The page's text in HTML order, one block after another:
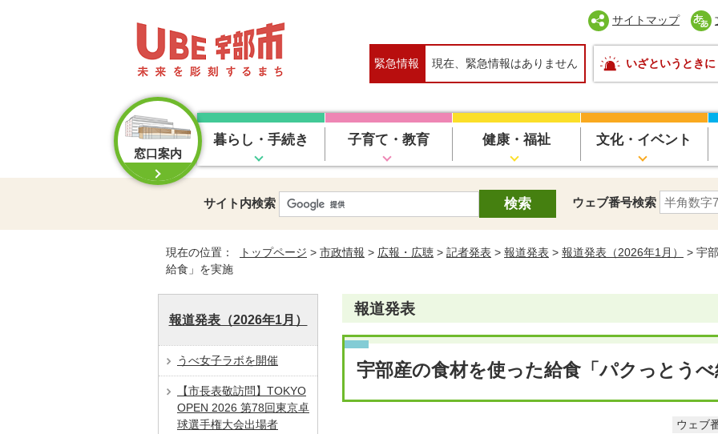
サイトマップ
緊急情報 現在、緊急情報はありません いざというときに
窓口案内
暮らし・手続き 子育て・教育 健康・福祉 文化・イベント
サイト内検索 ウェブ番号検索
現在の位置： トップページ > 市政情報 > 広報・広聴 > 記者発表 > 報道発表 > 報道発表（2026年1月）
> 宇
給食」を実施
報道発表
宇部産の食材を使った給食「パクっとう
ウェブ
報道発表（2026年1月）
うべ女子ラボを開催
【市長表敬訪問】TOKYO
OPEN 2026 第78回東京卓
球選手権大会出場者